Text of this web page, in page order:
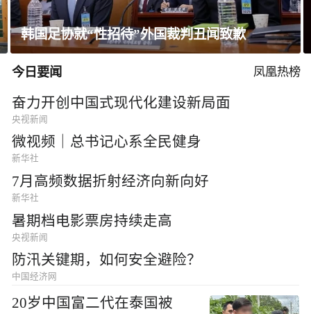
韩国足协就“性招待”外国裁判丑闻致歉
今日要闻 凤凰热榜
奋力开创中国式现代化建设新局面
央视新闻
微视频｜总书记心系全民健身
新华社
7月高频数据折射经济向新向好
新华社
暑期档电影票房持续走高
央视新闻
防汛关键期，如何安全避险？
中国经济网
20岁中国富二代在泰国被